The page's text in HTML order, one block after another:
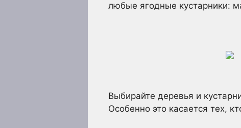
любые ягодные кустарники:
Выбирайте деревья и
Особенно это касается тех,